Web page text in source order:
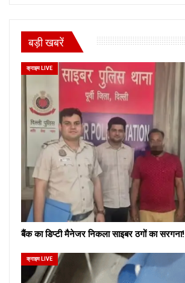
बड़ी खबरें
क्राइम LIVE
बैंक का डिप्टी मैनेजर निकला साइबर ठगों का सरगना!
क्राइम LIVE